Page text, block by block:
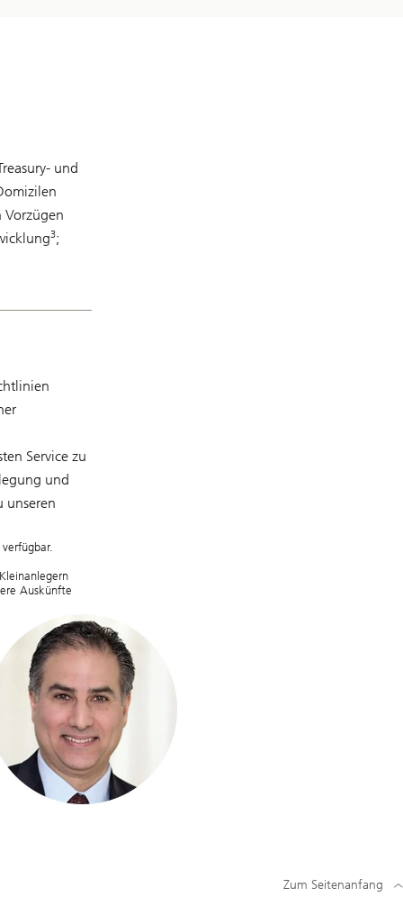
und
Vorzügen
3;
Service zu
und
unseren
Auskünfte
Zum Seitenanfang